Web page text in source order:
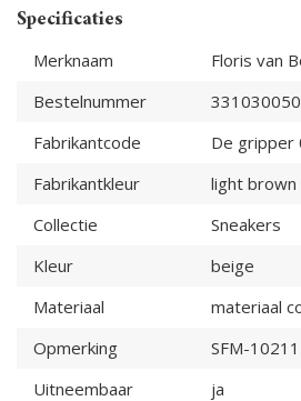
Specificaties
Merknaam
Floris van
Bestelnummer
331030050
Fabrikantcode
De gripper
Fabrikantkleur
light brown
Collectie
Sneakers
Kleur
beige
Materiaal
materiaal
Opmerking
SFM-
Uitneembaar
ja